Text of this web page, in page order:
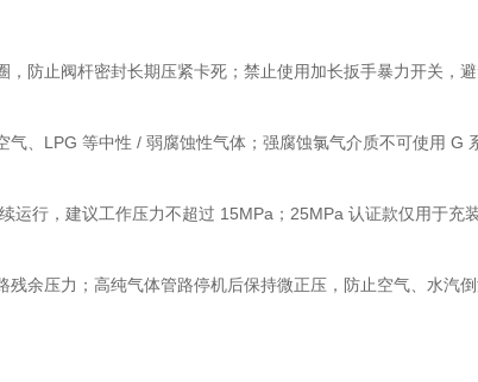
防止阀杆密封长期压紧卡死；禁止使用加长扳手暴力开关，
、LPG 等中性 / 弱腐蚀性气体；强腐蚀氯气介质不可使用 G
运行，建议工作压力不超过 15MPa；25MPa 认证款仅用于充
余压力；高纯气体管路停机后保持微正压，防止空气、水汽倒